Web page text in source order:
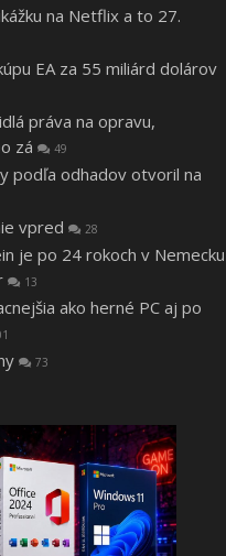
na Netflix a to 27.
EA za 55 miliárd dolárov
práva na opravu,
zá
49
podľa odhadov otvoril na
vpred 28
je po 24 rokoch v Nemecku
13
ako herné PC aj po
73